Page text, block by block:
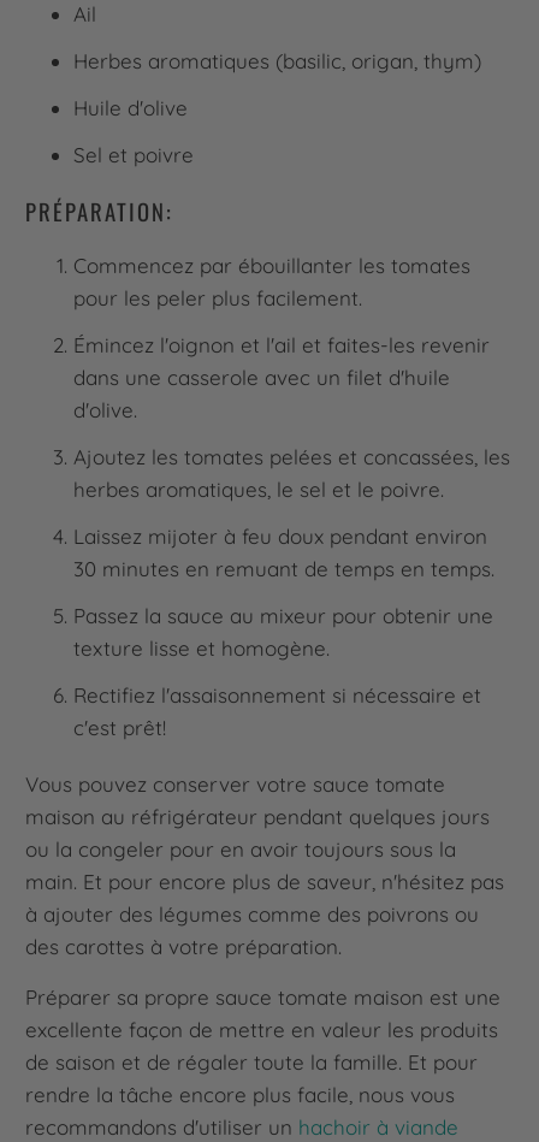
Ail
Herbes aromatiques (basilic, origan, thym)
Huile d'olive
Sel et poivre
PRÉPARATION:
Commencez par ébouillanter les tomates
pour les peler plus facilement.
Émincez l'oignon et l'ail et faites-les revenir
dans une casserole avec un filet d'huile
d'olive.
Ajoutez les tomates pelées et concassées, les
herbes aromatiques, le sel et le poivre.
Laissez mijoter à feu doux pendant environ
30 minutes en remuant de temps en temps.
Passez la sauce au mixeur pour obtenir une
texture lisse et homogène.
Rectifiez l'assaisonnement si nécessaire et
c'est prêt!
Vous pouvez conserver votre sauce tomate
maison au réfrigérateur pendant quelques jours
ou la congeler pour en avoir toujours sous la
main. Et pour encore plus de saveur, n'hésitez pas
à ajouter des légumes comme des poivrons ou
des carottes à votre préparation.
Préparer sa propre sauce tomate maison est une
excellente façon de mettre en valeur les produits
de saison et de régaler toute la famille. Et pour
rendre la tâche encore plus facile, nous vous
recommandons d'utiliser un hachoir à viande